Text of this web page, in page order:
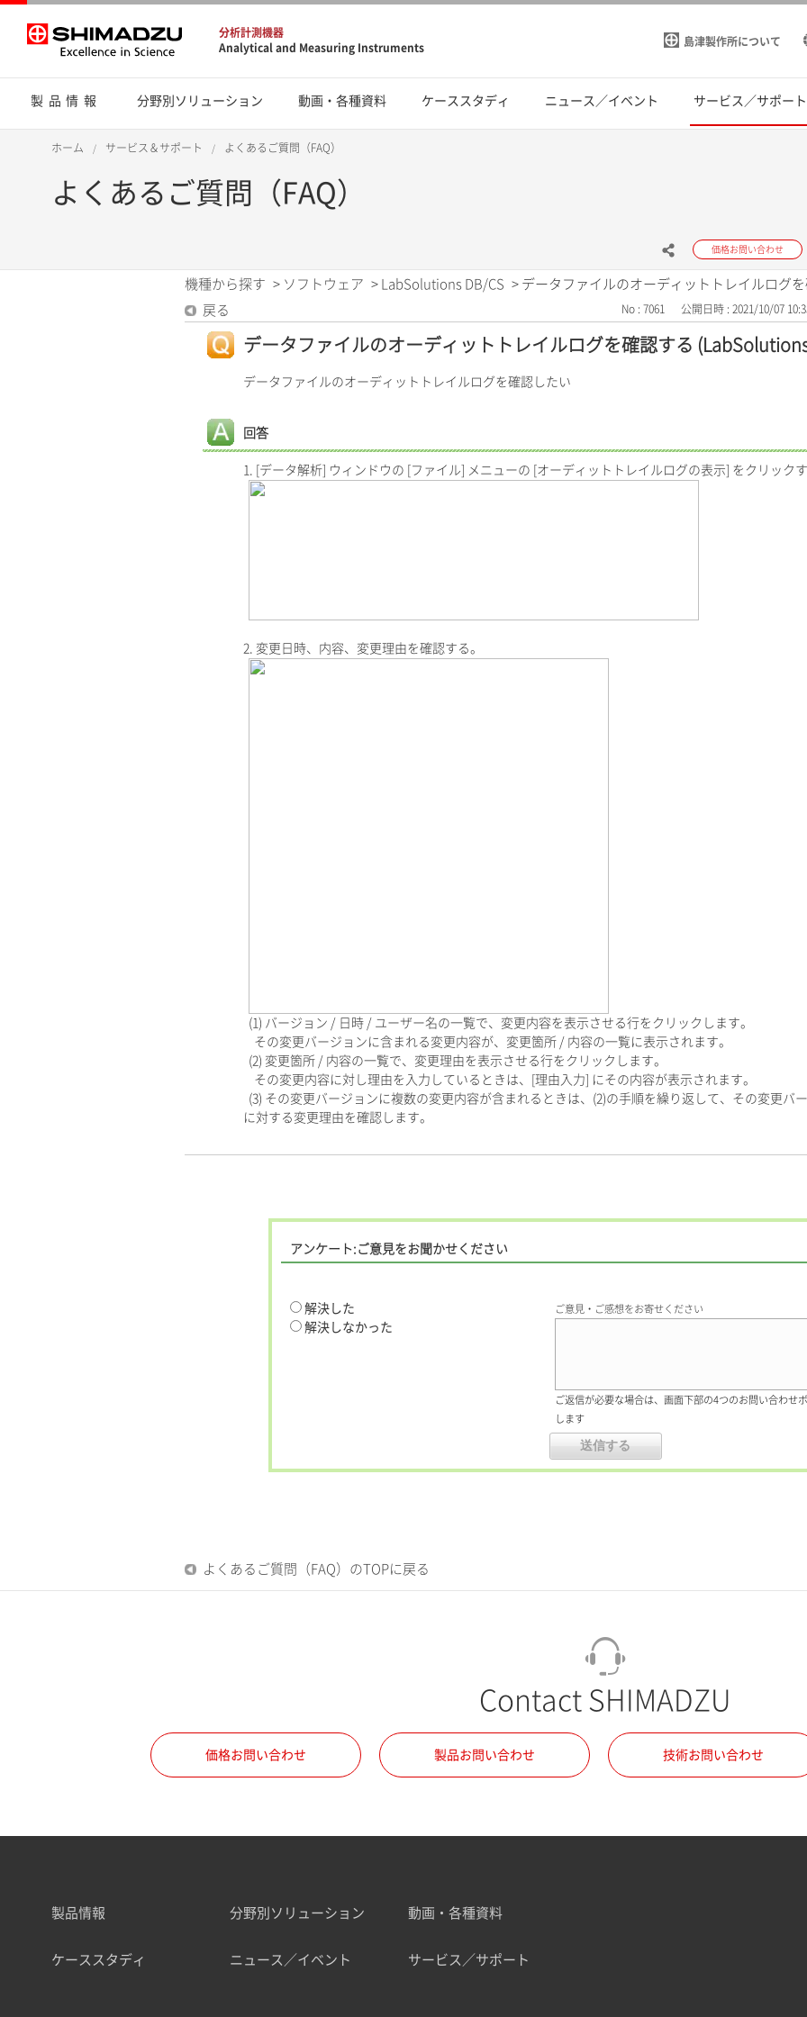
分析計測機器
Analytical and Measuring Instruments
島津製作所について
製品情報 分野別ソリューション 動画・各種資料 ケーススタディ ニュース／イベント サービス／サポート
ホーム サービス＆サポート よくあるご質問（FAQ）
よくあるご質問（FAQ）
価格お問い合わせ
機種から探す > ソフトウェア > LabSolutions DB/CS > データファイルのオーディットトレイルログ
戻る
No : 7061 公開日時 : 2021/10/07
データファイルのオーディットトレイルログを確認する
データファイルのオーディットトレイルログを確認したい
回答
1. [データ解析] ウィンドウの [ファイル] メニューの [オーディットトレイルログの表示] をクリック
2. 変更日時、内容、変更理由を確認する。
(1) バージョン / 日時 / ユーザー名の一覧で、変更内容を表示させる行をクリックします。
その変更バージョンに含まれる変更内容が、変更箇所 / 内容の一覧に表示されます。
(2) 変更箇所 / 内容の一覧で、変更理由を表示させる行をクリックします。
その変更内容に対し理由を入力しているときは、[理由入力] にその内容が表示されます。
(3) その変更バージョンに複数の変更内容が含まれるときは、(2)の手順を繰り返して、その変更バ
に対する変更理由を確認します。
アンケート:ご意見をお聞かせください
解決した
解決しなかった
ご意見・ご感想をお寄せください
ご返信が必要な場合は、画面下部の4つのお問い合わせ
します
よくあるご質問（FAQ）のTOPに戻る
Contact SHIMADZU
価格お問い合わせ 製品お問い合わせ 技術お問い合わせ
製品情報 分野別ソリューション 動画・各種資料
ケーススタディ ニュース／イベント サービス／サポート